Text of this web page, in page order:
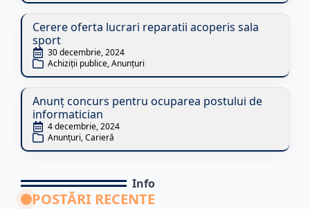
Cerere oferta lucrari reparatii acoperis sala
sport
30 decembrie, 2024
Achiziții publice Anunțuri
Anunț concurs pentru ocuparea postului de
informatician
4 decembrie, 2024
Anunțuri Carieră
Info
POSTĂRI RECENTE